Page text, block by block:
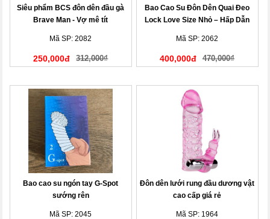
Siêu phẩm BCS đôn dên đầu gà
Brave Man - Vợ mê tít
Mã SP: 2082
250,000đ 312,000₫
Bao Cao Su Đôn Dên Quai Đeo
Lock Love Size Nhỏ – Hấp Dẫn
Mã SP: 2062
400,000đ 470,000₫
Bao cao su ngón tay G-Spot
sướng rên
Mã SP: 2045
Đôn dên lưới rung đầu dương vật
cao cấp giá rẻ
Mã SP: 1964